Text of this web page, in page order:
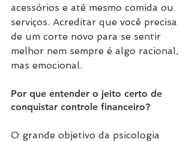
acessórios e até mesmo comida ou
serviços. Acreditar que você precisa
de um corte novo para se sentir
melhor nem sempre é algo racional,
mas emocional.
Por que entender o jeito certo de
conquistar controle financeiro?
O grande objetivo da psicologia